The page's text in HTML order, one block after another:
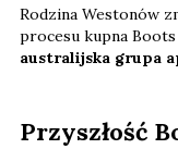
Rodzina Westonów
procesu kupna Boots
australijska grupa
Przyszłość